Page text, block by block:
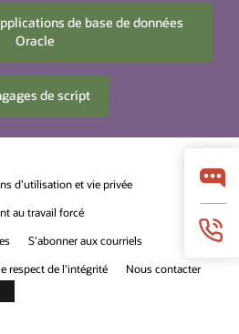
de base de données
Oracle
de script
d’utilisation et vie privée
au travail forcé
S’abonner aux courriels
respect de l'intégrité
Nous contacter